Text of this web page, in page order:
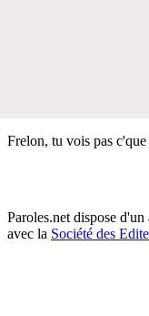
Frelon, tu vois pas
Paroles.net dispose
avec la Société des